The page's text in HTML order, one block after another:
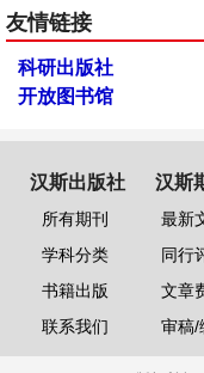
友情链接
科研出版社
开放图书馆
汉斯出版社
所有期刊
学科分类
书籍出版
联系我们
汉斯
最新
同行
文章
审稿/